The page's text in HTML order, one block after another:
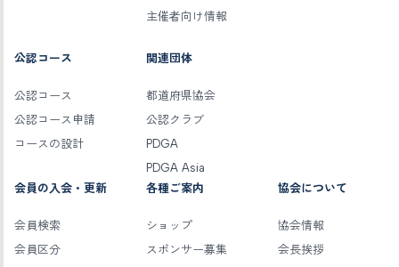
主催者向け情報
公認コース
公認コース
公認コース申請
コースの設計
関連団体
都道府県協会
公認クラブ
PDGA
PDGA Asia
会員の入会・更新
会員検索
会員区分
各種ご案内
ショップ
スポンサー募集
協会について
協会情報
会長挨拶